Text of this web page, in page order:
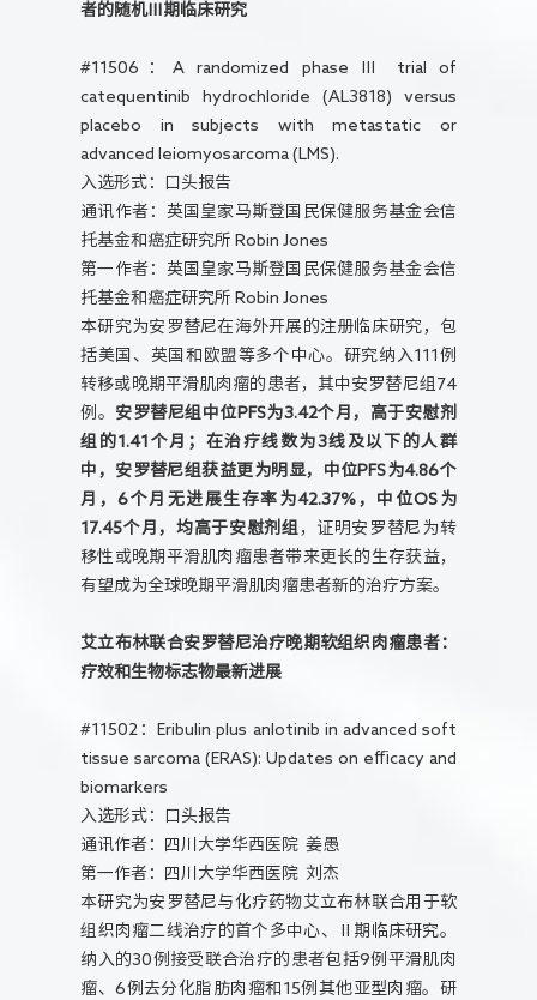
者的随机Ⅲ期临床研究
#11506：A randomized phase Ⅲ trial of
catequentinib hydrochloride (AL3818) versus
placebo in subjects with metastatic or
advanced leiomyosarcoma (LMS).
入选形式：口头报告
通讯作者：英国皇家马斯登国民保健服务基金会信
托基金和癌症研究所 Robin Jones
第一作者：英国皇家马斯登国民保健服务基金会信
托基金和癌症研究所 Robin Jones
本研究为安罗替尼在海外开展的注册临床研究，包
括美国、英国和欧盟等多个中心。研究纳入111例
转移或晚期平滑肌肉瘤的患者，其中安罗替尼组74
例。 安罗替尼组中位PFS为3.42个月，高于安慰剂
组的1.41个月；在治疗线数为3线及以下的人群
中，安罗替尼组获益更为明显，中位PFS为4.86个
月，6个月无进展生存率为42.37%，中位OS为
17.45个月，均高于安慰剂组 ，证明安罗替尼为转
移性或晚期平滑肌肉瘤患者带来更长的生存获益，
有望成为全球晚期平滑肌肉瘤患者新的治疗方案。
艾立布林联合安罗替尼治疗晚期软组织肉瘤患者：
疗效和生物标志物最新进展
#11502：Eribulin plus anlotinib in advanced soft
tissue sarcoma (ERAS): Updates on efficacy and
biomarkers
入选形式：口头报告
通讯作者：四川大学华西医院 姜愚
第一作者：四川大学华西医院 刘杰
本研究为安罗替尼与化疗药物艾立布林联合用于软
组织肉瘤二线治疗的首个多中心、Ⅱ期临床研究。
纳入的30例接受联合治疗的患者包括9例平滑肌肉
瘤、6例去分化脂肪肉瘤和15例其他亚型肉瘤。研